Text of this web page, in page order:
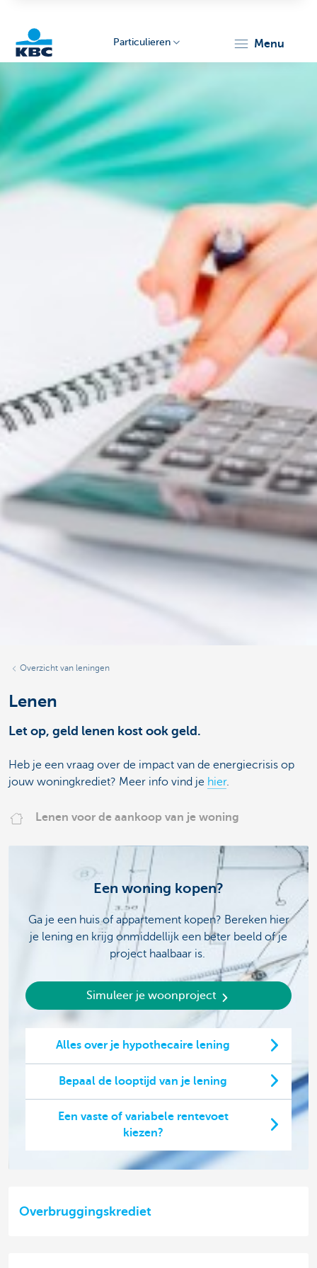
Particulieren menu
Overzicht van leningen
Lenen
Let op, geld lenen kost ook geld.
Heb je een vraag over de impact van de energiecrisis op
jouw woningkrediet? Meer info vind je hier.
Lenen voor de aankoop van je woning
Een woning kopen?
Ga je een huis of appartement kopen? Bereken hier
je lening en krijg onmiddellijk een beter beeld of je
project haalbaar is.
Simuleer je woonproject
Alles over je hypothecaire lening
Bepaal de looptijd van je lening
Een vaste of variabele rentevoet
kiezen?
Overbruggingskrediet